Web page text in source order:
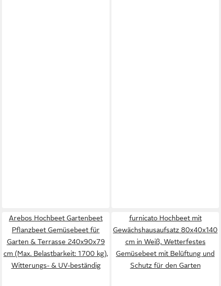
Arebos Hochbeet Gartenbeet
Pflanzbeet Gemüsebeet für
Garten & Terrasse 240x90x79
cm (Max. Belastbarkeit: 1700 kg),
Witterungs- & UV-beständig
furnicato Hochbeet mit
Gewächshausaufsatz 80x40x140
cm in Weiß, Wetterfestes
Gemüsebeet mit Belüftung und
Schutz für den Garten